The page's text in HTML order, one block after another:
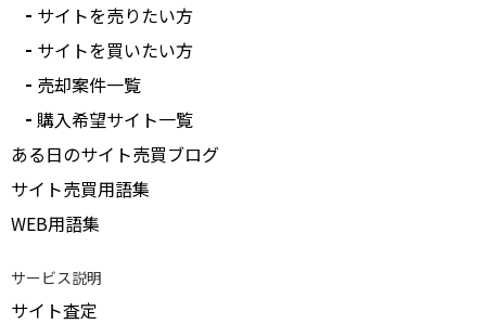
サイトを売りたい方
サイトを買いたい方
売却案件一覧
購入希望サイト一覧
ある日のサイト売買ブログ
サイト売買用語集
WEB用語集
サービス説明
サイト査定